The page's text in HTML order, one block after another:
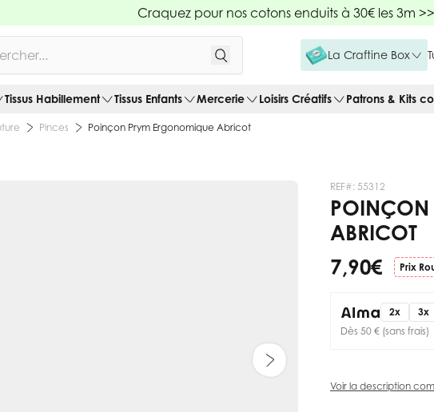
Craquez pour nos cotons enduits à 30€ les 3m >>
La Craftine Box
Tissus Habillement Tissus Enfants Mercerie Loisirs Créatifs Patrons & Kits
Pinces Poinçon Prym Ergonomique Abricot
REF#: 55312
POINÇON
ABRICOT
7,90 €
Prix
2x 3x
Dès 50 € (sans frais)
Voir la description